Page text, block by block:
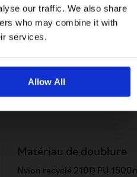
our traffic. We also share
who may combine it with
services.
Allow All
Feature
Extra load carry system,
pocket​ & Large main rolltop
Cover
Rain Cover Included
Matériau de doublure
Nylon recyclé 210D PU